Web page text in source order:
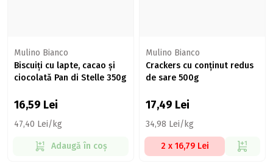
Mulino Bianco
Biscuiți cu lapte, cacao și
ciocolată Pan di Stelle 350g
16,59 Lei
47,40 Lei/kg
Adaugă în coș
Mulino Bianco
Crackers cu conținut redus
de sare 500g
17,49 Lei
34,98 Lei/kg
2 x 16,79 Lei